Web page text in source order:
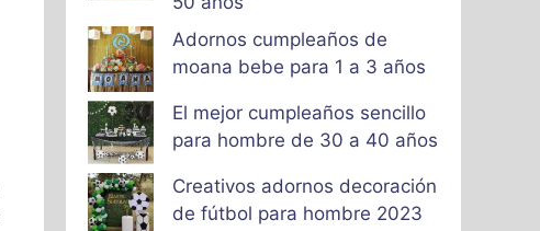
Adornos cumpleaños de
moana bebe para 1 a 3 años
El mejor cumpleaños sencillo
para hombre de 30 a 40 años
Creativos adornos decoración
de fútbol para hombre 2023